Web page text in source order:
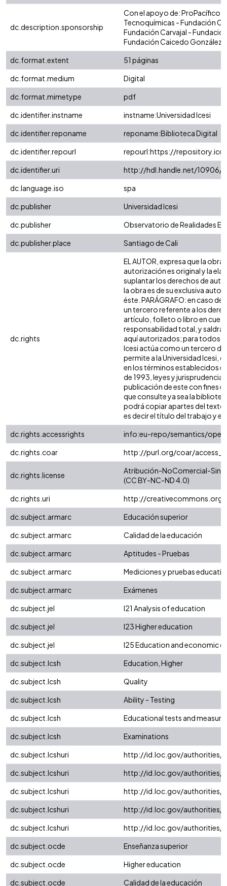
dc.description.sponsorship
Con el apoyo de: ProPacífico
Tecnoquímicas - Fundación
Fundación Carvajal -
Fundación Caicedo González
dc.format.extent
51 páginas
dc.format.medium
Digital
dc.format.mimetype
pdf
dc.identifier.instname
instname:Universidad Icesi
dc.identifier.reponame
reponame:Biblioteca Digital
dc.identifier.repourl
repourl:https://
dc.identifier.uri
http://hdl.handle.net/10906/
dc.language.iso
spa
dc.publisher
Universidad Icesi
dc.publisher
Observatorio de Realidades
dc.publisher.place
Santiago de Cali
dc.rights
EL AUTOR, expresa que la
autorización es original y la
suplantar los derechos de
la obra es de su exclusiva
éste. PARÁGRAFO: en caso
un tercero referente a los
artículo, folleto o libro en
responsabilidad total, y saldrá
aquí autorizados; para todos
Icesi actúa como un tercero
permite a la Universidad Icesi,
en los términos establecidos
de 1993, leyes y
publicación de este con fines
que consulte ya sea la
podrá copiar apartes del
es decir el título del trabajo y el
dc.rights.accessrights
info:eu-repo/semantics/
dc.rights.coar
http://purl.org/coar/
dc.rights.license
Atribución-NoComercial-
(CC BY-NC-ND 4.0)
dc.rights.uri
http://
dc.subject.armarc
Educación superior
dc.subject.armarc
Calidad de la educación
dc.subject.armarc
Aptitudes - Pruebas
dc.subject.armarc
Mediciones y pruebas
dc.subject.armarc
Exámenes
dc.subject.jel
I21 Analysis of education
dc.subject.jel
I23 Higher education
dc.subject.jel
I25 Education and economic
dc.subject.lcsh
Education, Higher
dc.subject.lcsh
Quality
dc.subject.lcsh
Ability - Testing
dc.subject.lcsh
Educational tests and
dc.subject.lcsh
Examinations
dc.subject.lcshuri
http://id.loc.gov/authorities/
dc.subject.lcshuri
http://id.loc.gov/authorities/
dc.subject.lcshuri
http://id.loc.gov/authorities/
dc.subject.lcshuri
http://id.loc.gov/authorities/
dc.subject.lcshuri
http://id.loc.gov/authorities/
dc.subject.ocde
Enseñanza superior
dc.subject.ocde
Higher education
dc.subject.ocde
Calidad de la educación